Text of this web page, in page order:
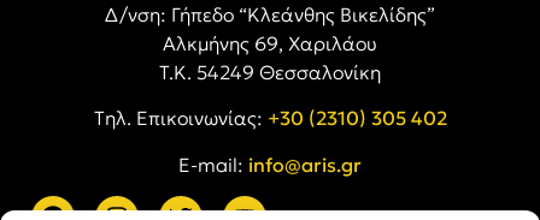
Δ/νση: Γήπεδο “Κλεάνθης Βικελίδης”
Αλκμήνης 69, Χαριλάου
Τ.Κ. 54249 Θεσσαλονίκη
Tηλ. Επικοινωνίας: +30 (2310) 305 402
E-mail: info@aris.gr